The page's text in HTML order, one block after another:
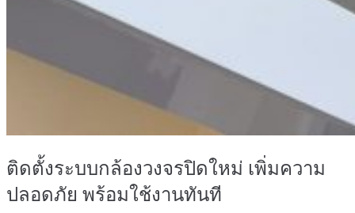
ติดตั้งระบบกล้องวงจรปิดใหม่ เพิ่มความ
ปลอดภัย พร้อมใช้งานทันที